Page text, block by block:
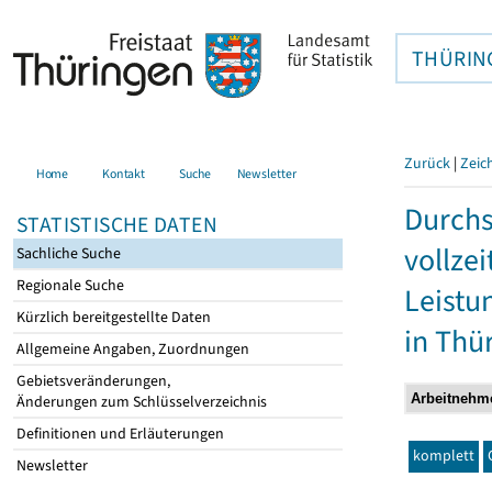
Home Kontakt Suche Newsletter
STATISTISCHE DATEN
Sachliche Suche
Regionale Suche
Kürzlich bereitgestellte Daten
Allgemeine Angaben, Zuordnungen
Gebietsveränderungen,
Änderungen zum Schlüsselverzeichnis
Definitionen und Erläuterungen
Newsletter
Zurück |
in
komplett